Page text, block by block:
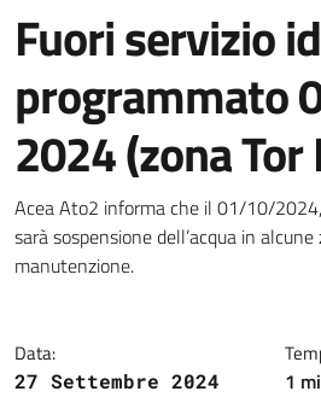
Fuori servizio
programmato
2024 (zona
Dettagli della
Acea Ato2 informa che il 01/10/
sarà sospensione dell’acqua in
manutenzione.
Data:
27 Settembre 2024 1